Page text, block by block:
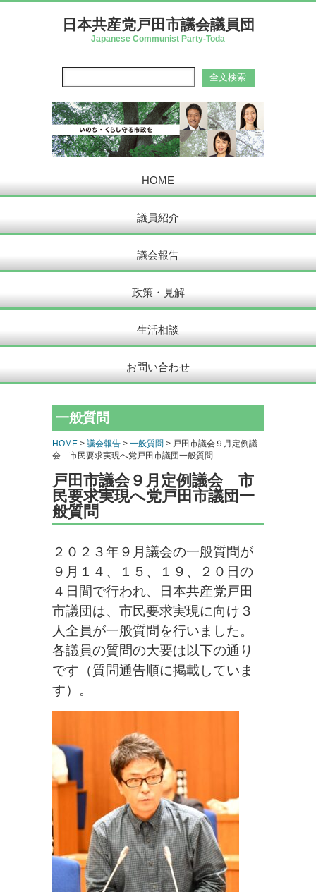
日本共産党戸田市議会議員団
Japanese Communist Party-Toda
HOME
議員紹介
議会報告
政策・見解
生活相談
お問い合わせ
一般質問
HOME > 議会報告 > 一般質問 > 戸田市議会９月定例議
会 市民要求実現へ党戸田市議団一般質問
戸田市議会９月定例議会 市
民要求実現へ党戸田市議団一
般質問
２０２３年９月議会の一般質問が
９月１４、１５、１９、２０日の
４日間で行われ、日本共産党戸田
市議団は、市民要求実現に向け３
人全員が一般質問を行いました。
各議員の質問の大要は以下の通り
です（質問通告順に掲載していま
す）。